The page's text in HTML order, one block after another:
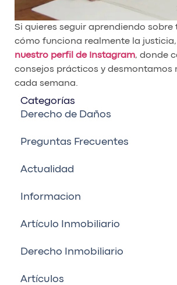
Si quieres seguir aprendiendo sobre
cómo funciona realmente la justicia,
nuestro perfil de Instagram, donde
consejos prácticos y desmontamos
cada semana.
Categorías
Derecho de Daños
Preguntas Frecuentes
Actualidad
Informacion
Artículo Inmobiliario
Derecho Inmobiliario
Artículos